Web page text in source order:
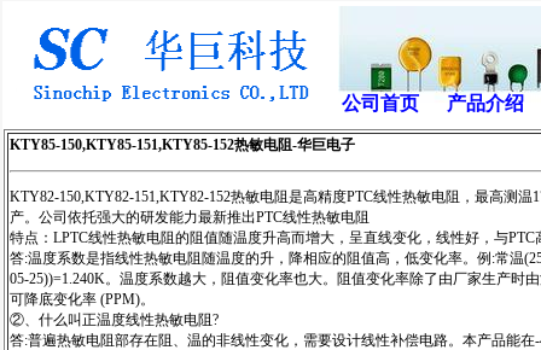
公司首页 产品介绍
KTY85-150,KTY85-151,KTY85-152热敏电阻-华巨电子
KTY82-150,KTY82-151,KTY82-152热敏电阻是高精度PTC线性热敏电阻，最高测
产。公司依托强大的研发能力最新推出PTC线性热敏电阻
特点：LPTC线性热敏电阻的阻值随温度升高而增大，呈直线变化，线性好，与
答:温度系数是指线性热敏电阻随温度的升，降相应的阻值高，低变化率。例:常温
05-25))=1.240K。温度系数越大，阻值变化率也大。阻值变化率除了由厂家生产
可降底变化率 (PPM)。
②、什么叫正温度线性热敏电阻?
答:普遍热敏电阻部存在阻、温的非线性变化，需要设计线性补偿电路。本产品能